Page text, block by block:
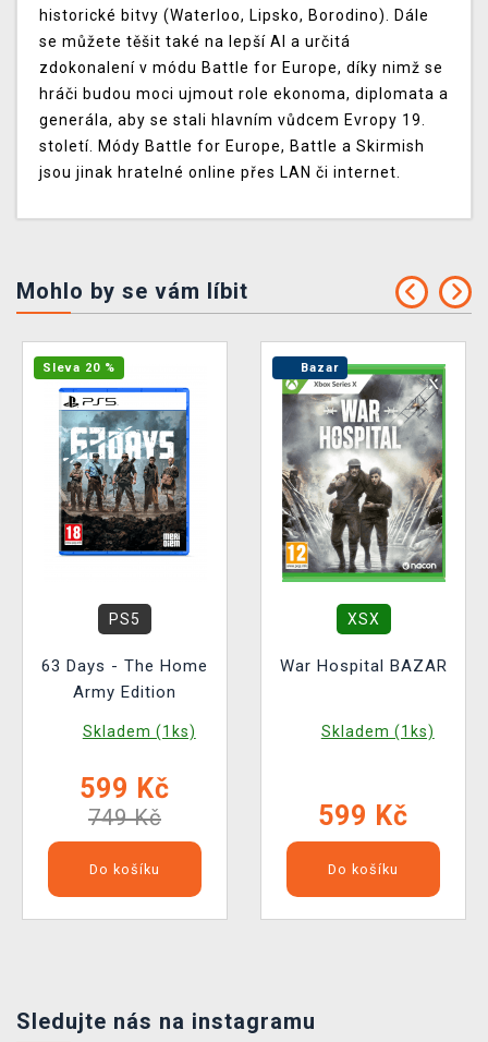
historické bitvy (Waterloo, Lipsko, Borodino). Dále
se můžete těšit také na lepší AI a určitá
zdokonalení v módu Battle for Europe, díky nimž se
hráči budou moci ujmout role ekonoma, diplomata a
generála, aby se stali hlavním vůdcem Evropy 19.
století. Módy Battle for Europe, Battle a Skirmish
jsou jinak hratelné online přes LAN či internet.
Mohlo by se vám líbit
Sleva 20 %
PS5
63 Days - The Home
Army Edition
Skladem (1ks)
599 Kč
749 Kč
Do košíku
Bazar
XSX
War Hospital BAZAR
Skladem (1ks)
599 Kč
Do košíku
Sledujte nás na instagramu